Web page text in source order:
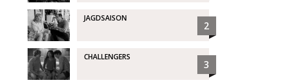
JAGDSAISON
2
CHALLENGERS
3